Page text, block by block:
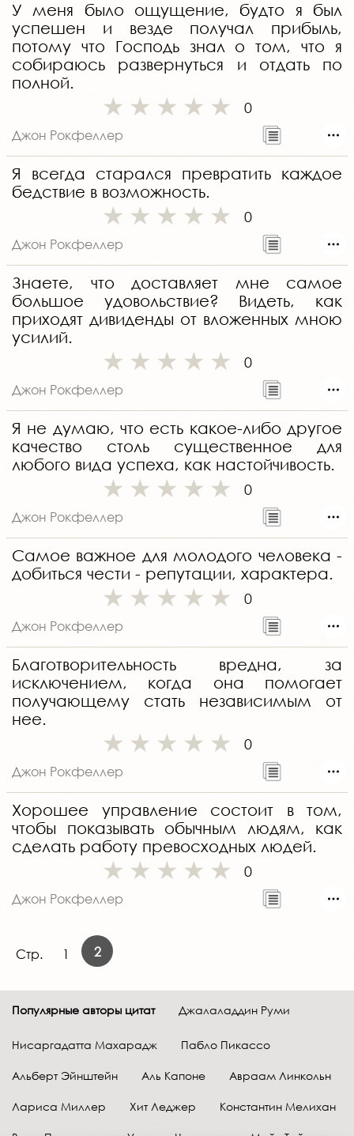
У меня было ощущение, будто я был
успешен и везде получал прибыль,
потому что Господь знал о том, что я
собираюсь развернуться и отдать по
полной.
0
Джон Рокфеллер
Я всегда старался превратить каждое
бедствие в возможность.
0
Джон Рокфеллер
Знаете, что доставляет мне самое
большое удовольствие? Видеть, как
приходят дивиденды от вложенных мною
усилий.
0
Джон Рокфеллер
Я не думаю, что есть какое-либо другое
качество столь существенное для
любого вида успеха, как настойчивость.
0
Джон Рокфеллер
Самое важное для молодого человека -
добиться чести - репутации, характера.
0
Джон Рокфеллер
Благотворительность вредна, за
исключением, когда она помогает
получающему стать независимым от
нее.
0
Джон Рокфеллер
Хорошее управление состоит в том,
чтобы показывать обычным людям, как
сделать работу превосходных людей.
0
Джон Рокфеллер
Стр. 1 2
Популярные авторы цитат Джалаладдин Руми
Нисаргадатта Махарадж Пабло Пикассо
Альберт Эйнштейн Аль Капоне Авраам Линкольн
Лариса Миллер Хит Леджер Константин Мелихан